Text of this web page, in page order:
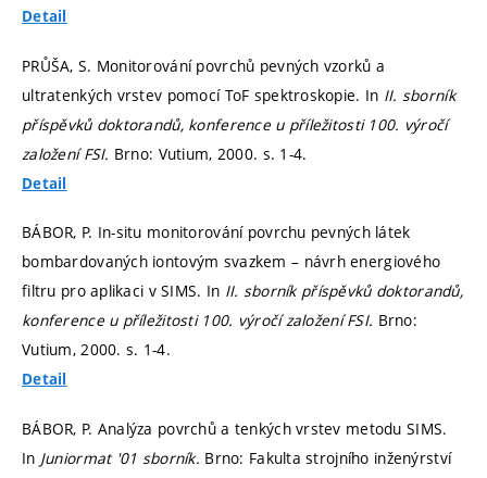
Detail
PRŮŠA, S. Monitorování povrchů pevných vzorků a
ultratenkých vrstev pomocí ToF spektroskopie. In II. sborník
příspěvků doktorandů, konference u příležitosti 100. výročí
založení FSI. Brno: Vutium, 2000. s. 1-4.
Detail
BÁBOR, P. In-situ monitorování povrchu pevných látek
bombardovaných iontovým svazkem – návrh energiového
filtru pro aplikaci v SIMS. In II. sborník příspěvků doktorandů,
konference u příležitosti 100. výročí založení FSI. Brno:
Vutium, 2000. s. 1-4.
Detail
BÁBOR, P. Analýza povrchů a tenkých vrstev metodu SIMS.
In Juniormat '01 sborník. Brno: Fakulta strojního inženýrství